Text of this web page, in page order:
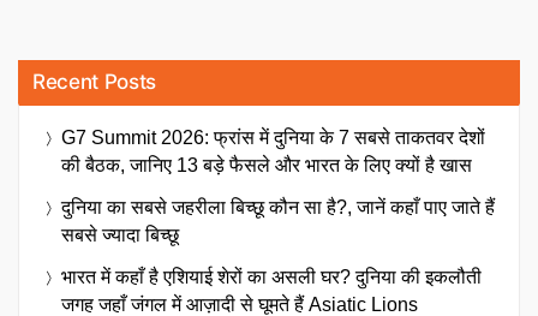
Recent Posts
G7 Summit 2026: फ्रांस में दुनिया के 7 सबसे ताकतवर देशों
की बैठक, जानिए 13 बड़े फैसले और भारत के लिए क्यों है खास
दुनिया का सबसे जहरीला बिच्छू कौन सा है?, जानें कहाँ पाए जाते हैं
सबसे ज्यादा बिच्छू
भारत में कहाँ है एशियाई शेरों का असली घर? दुनिया की इकलौती
जगह जहाँ जंगल में आज़ादी से घूमते हैं Asiatic Lions